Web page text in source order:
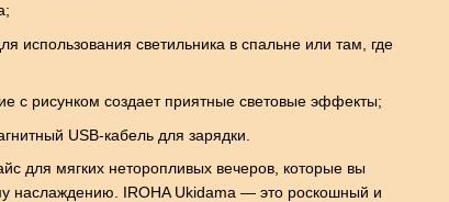
использования светильника в спальне или там, где
с рисунком создает приятные световые эффекты;
USB-кабель для зарядки.
для мягких неторопливых вечеров, которые вы
наслаждению. IROHA Ukidama — это роскошный и